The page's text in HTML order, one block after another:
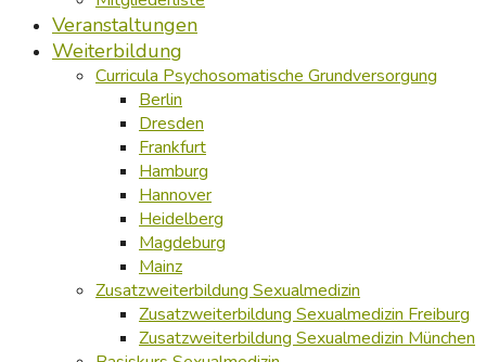
Veranstaltungen
Weiterbildung
Curricula Psychosomatische Grundversorgung
Berlin
Dresden
Frankfurt
Hamburg
Hannover
Heidelberg
Magdeburg
Mainz
Zusatzweiterbildung Sexualmedizin
Zusatzweiterbildung Sexualmedizin Freiburg
Zusatzweiterbildung Sexualmedizin München